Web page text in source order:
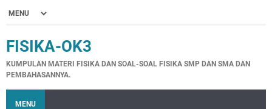
FISIKA-OK3
KUMPULAN MATERI FISIKA DAN SOAL-SOAL FISIKA SMP DAN SMA DAN
PEMBAHASANNYA.
MENU